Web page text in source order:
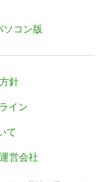
ソコン版
針
イン
て
運営会社